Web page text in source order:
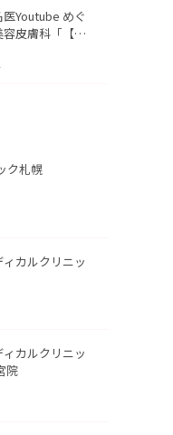
Youtube めぐ
皮膚科「【ヒ
ッド注入を美
ク札幌
カルクリニッ
カルクリニッ
院